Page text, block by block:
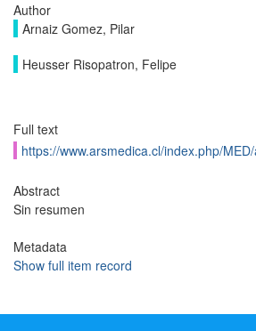
Author
Arnaiz Gomez, Pilar
Heusser Risopatron, Felipe
Full text
https://www.arsmedica.cl/index.php/
Abstract
Sin resumen
Metadata
Show full item record